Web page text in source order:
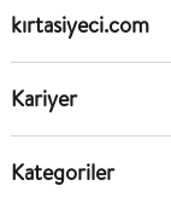
kırtasiyeci.com
Kariyer
Kategoriler